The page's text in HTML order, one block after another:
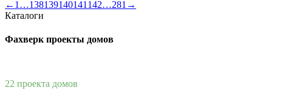
← 1 …138139140141 142…281 →
Каталоги
Фахверк проекты домов
22 проекта домов